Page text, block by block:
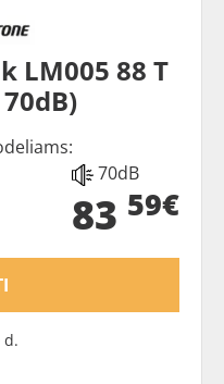
LM005 88 T
70dB
83 59€
d.